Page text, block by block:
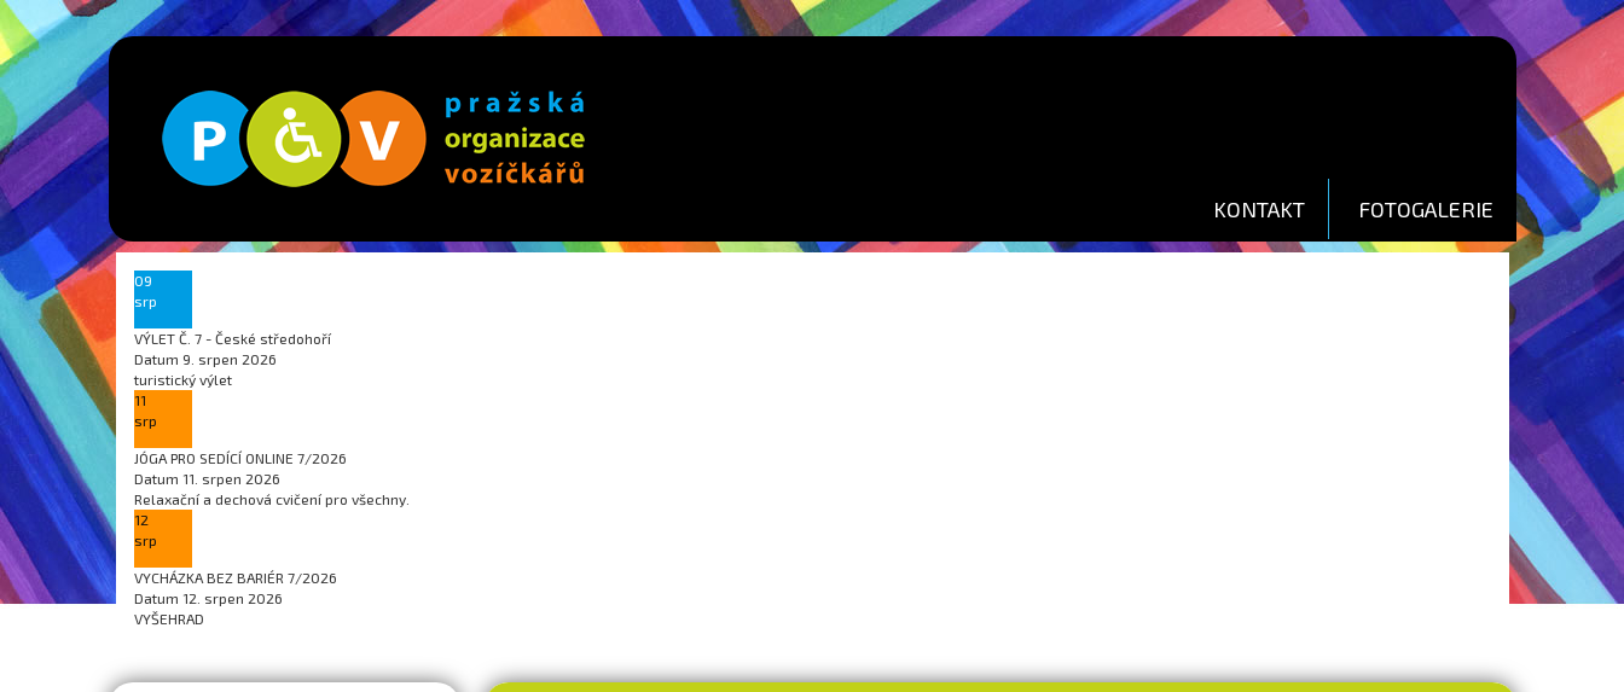
KONTAKT FOTOGALERIE
09
srp
VÝLET Č. 7 - České středohoří
Datum 9. srpen 2026
turistický výlet
11
srp
JÓGA PRO SEDÍCÍ ONLINE 7/2026
Datum 11. srpen 2026
Relaxační a dechová cvičení pro všechny.
12
srp
VYCHÁZKA BEZ BARIÉR 7/2026
Datum 12. srpen 2026
VYŠEHRAD